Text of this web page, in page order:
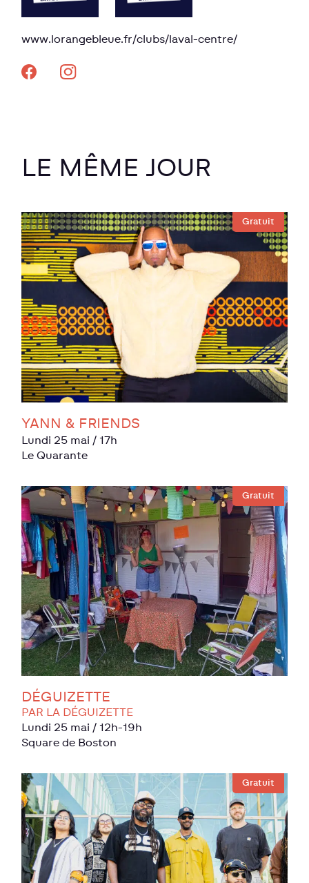
www.lorangebleue.fr/clubs/laval-centre/
LE MÊME JOUR
Gratuit
YANN & FRIENDS
lundi 25 mai / 17h
Le Quarante
Gratuit
DÉGUIZETTE
PAR LA DÉGUIZETTE
lundi 25 mai / 12h-19h
Square de Boston
Gratuit